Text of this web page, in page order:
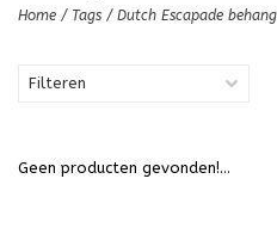
Home / Tags / Dutch Escapade
Filteren
Geen producten gevonden!...